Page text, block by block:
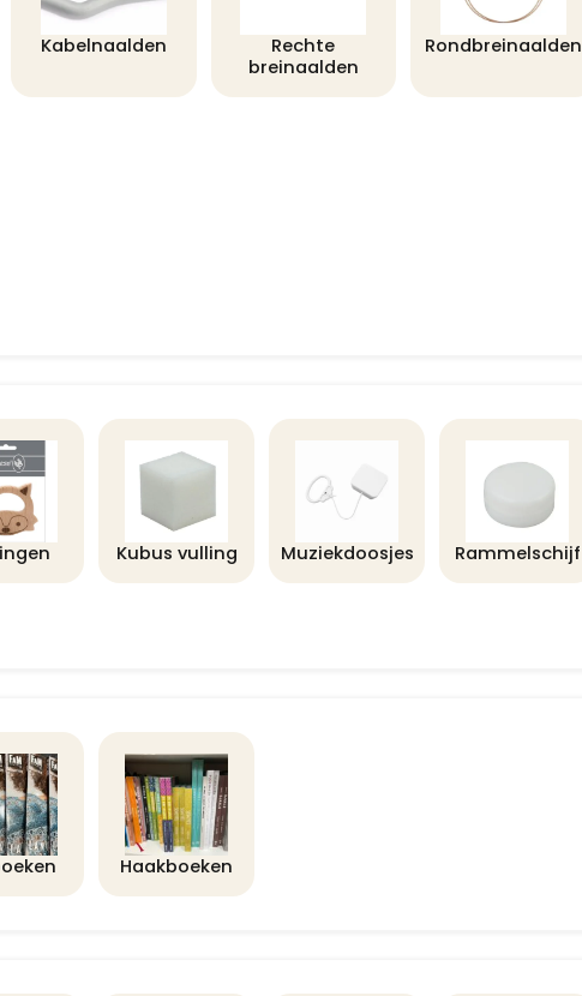
Kabelnaalden
Rechte
breinaalden
Rondbreinaalden
Kubus vulling Muziekdoosjes Rammelschijf
Haakboeken